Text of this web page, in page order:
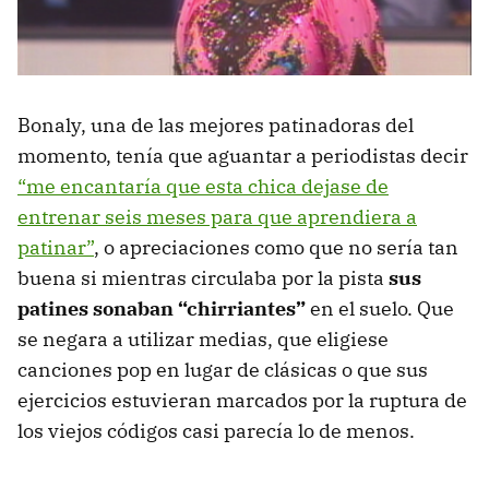
Bonaly, una de las mejores patinadoras del
momento, tenía que aguantar a periodistas decir
“me encantaría que esta chica dejase de
entrenar seis meses para que aprendiera a
patinar”, o apreciaciones como que no sería tan
buena si mientras circulaba por la pista sus
patines sonaban “chirriantes”en el suelo. Que
se negara a utilizar medias, que eligiese
canciones pop en lugar de clásicas o que sus
ejercicios estuvieran marcados por la ruptura de
los viejos códigos casi parecía lo de menos.